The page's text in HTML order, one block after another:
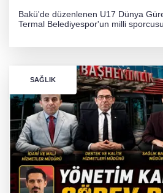
Bakü'de düzenlenen U17 Dünya
Termal Belediyespor'un milli
SAĞLIK